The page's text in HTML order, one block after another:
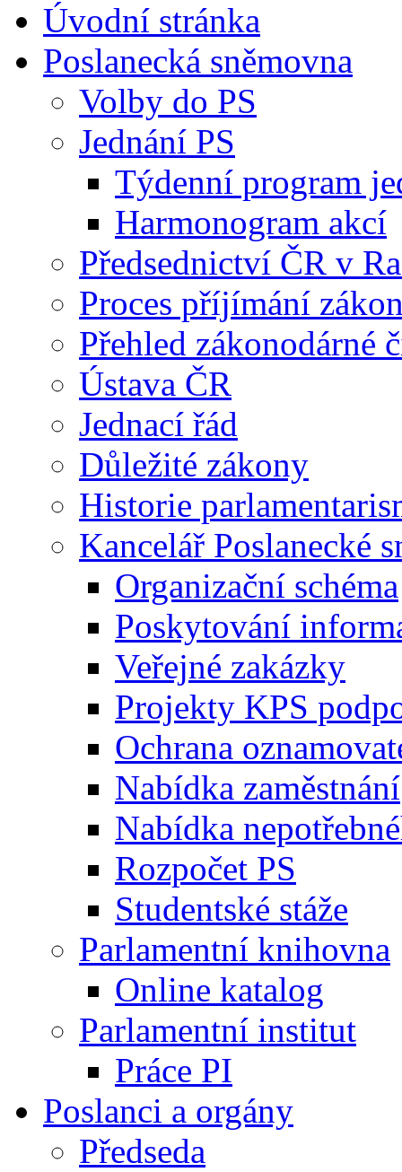
Úvodní stránka
Poslanecká sněmovna
Volby do PS
Jednání PS
Týdenní program
Harmonogram akcí
Předsednictví ČR v
Proces příjímání
Přehled zákonodárné
Ústava ČR
Jednací řád
Důležité zákony
Historie
Kancelář Poslanecké
Organizační schéma
Poskytování
Veřejné zakázky
Projekty KPS
Ochrana
Nabídka zaměstnání
Nabídka
Rozpočet PS
Studentské stáže
Parlamentní knihovna
Online katalog
Parlamentní institut
Práce PI
Poslanci a orgány
Předseda